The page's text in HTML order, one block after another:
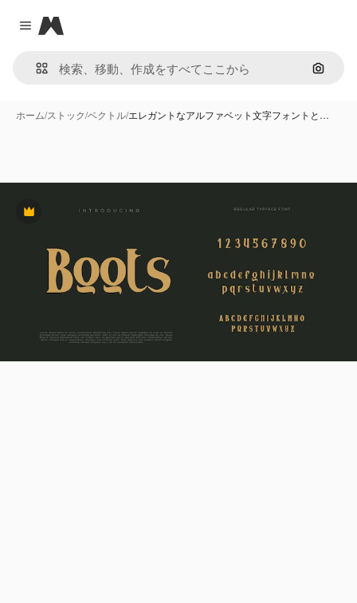
Close menu
Magnific
画像で
ホーム/ストック/ベクトル/エレガントなアルファベット文字フォントと…
Premium